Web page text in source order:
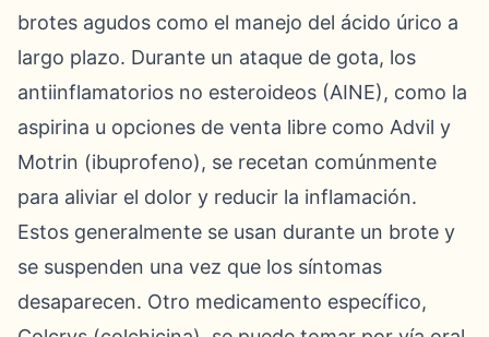
brotes agudos como el manejo del ácido úrico a
largo plazo. Durante un ataque de gota, los
antiinflamatorios no esteroideos (AINE), como la
aspirina u opciones de venta libre como Advil y
Motrin (ibuprofeno), se recetan comúnmente
para aliviar el dolor y reducir la inflamación.
Estos generalmente se usan durante un brote y
se suspenden una vez que los síntomas
desaparecen. Otro medicamento específico,